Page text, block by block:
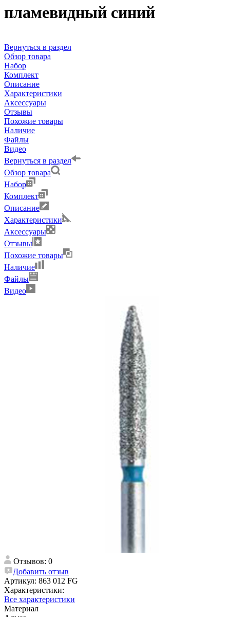
пламевидный синий
Вернуться в раздел
Обзор товара
Набор
Комплект
Описание
Характеристики
Аксессуары
Отзывы
Похожие товары
Наличие
Файлы
Видео
Вернуться в раздел
Обзор товара
Набор
Комплект
Описание
Характеристики
Аксессуары
Отзывы
Похожие товары
Наличие
Файлы
Видео
Отзывов: 0
Добавить отзыв
Артикул: 863 012 FG
Характеристики:
Все характеристики
Материал